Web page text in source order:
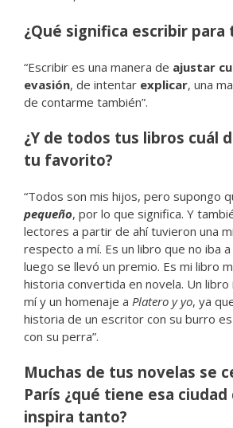
¿Qué significa escribir para
“Escribir es una manera de ajustar
evasión, de intentar explicar, una
de contarme también”.
¿Y de todos tus libros cuál
tu favorito?
“Todos son mis hijos, pero supongo
pequeño, por lo que significa. Y
lectores a partir de ahí tuvieron una
respecto a mí. Es un libro que no iba
luego se llevó un premio. Es mi libro
historia convertida en novela. Un
mí y un homenaje a Platero y yo, ya
historia de un escritor con su burro
con su perra”.
Muchas de tus novelas se
París ¿qué tiene esa
inspira tanto?